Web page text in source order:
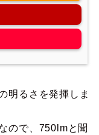
明るさを発揮しま
ので、750lmと聞